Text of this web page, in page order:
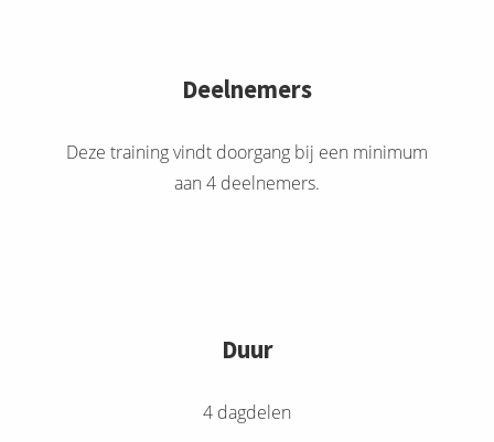
Deelnemers
Deze training vindt doorgang bij een minimum
aan 4 deelnemers.
Duur
4 dagdelen